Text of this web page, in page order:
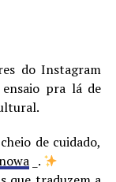
do Instagram
pra lá de
de cuidado,
_.